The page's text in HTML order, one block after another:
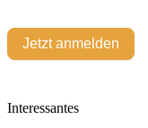
Jetzt anmelden
Interessantes